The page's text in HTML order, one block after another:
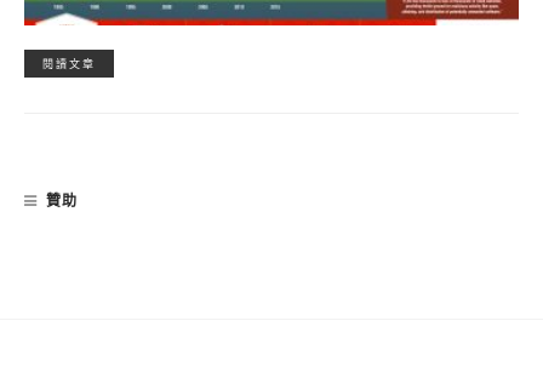
閱讀文章
贊助